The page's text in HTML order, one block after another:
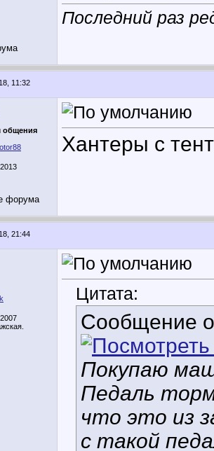
Последний раз
11:32
общения
Хантеры с
21:44
Цитата:
Сообщение
Покупаю
Педаль
что это из
с такой